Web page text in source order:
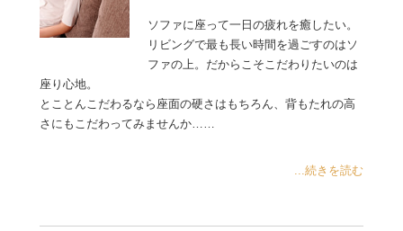
ソファに座って一日の疲れを癒したい。
リビングで最も長い時間を過ごすのはソ
ファの上。だからこそこだわりたいのは
座り心地。
とことんこだわるなら座面の硬さはもちろん、背もたれの高
さにもこだわってみませんか……
...続きを読む